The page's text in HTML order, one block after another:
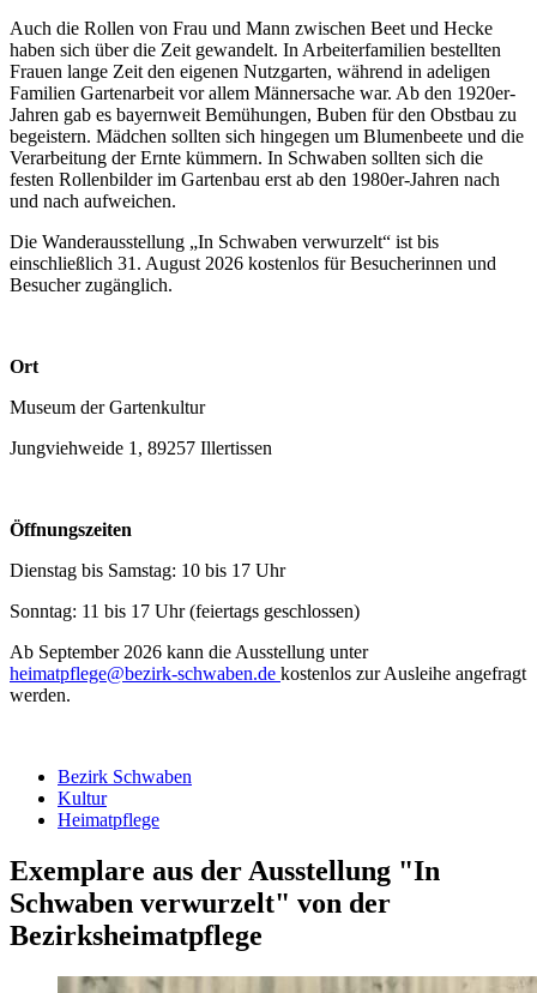
Auch die Rollen von Frau und Mann zwischen Beet und Hecke
haben sich über die Zeit gewandelt. In Arbeiterfamilien bestellten
Frauen lange Zeit den eigenen Nutzgarten, während in adeligen
Familien Gartenarbeit vor allem Männersache war. Ab den 1920er-
Jahren gab es bayernweit Bemühungen, Buben für den Obstbau zu
begeistern. Mädchen sollten sich hingegen um Blumenbeete und die
Verarbeitung der Ernte kümmern. In Schwaben sollten sich die
festen Rollenbilder im Gartenbau erst ab den 1980er-Jahren nach
und nach aufweichen.
Die Wanderausstellung „In Schwaben verwurzelt“ ist bis
einschließlich 31. August 2026 kostenlos für Besucherinnen und
Besucher zugänglich.
Ort
Museum der Gartenkultur
Jungviehweide 1, 89257 Illertissen
Öffnungszeiten
Dienstag bis Samstag: 10 bis 17 Uhr
Sonntag: 11 bis 17 Uhr (feiertags geschlossen)
Ab September 2026 kann die Ausstellung unter
heimatpflege@bezirk-schwaben.de kostenlos zur Ausleihe angefragt
werden.
Bezirk Schwaben
Kultur
Heimatpflege
Exemplare aus der Ausstellung "In
Schwaben verwurzelt" von der
Bezirksheimatpflege